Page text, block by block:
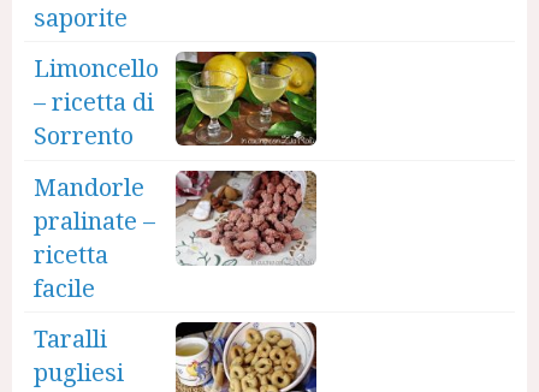
saporite
Limoncello
– ricetta di
Sorrento
Mandorle
pralinate –
ricetta
facile
Taralli
pugliesi